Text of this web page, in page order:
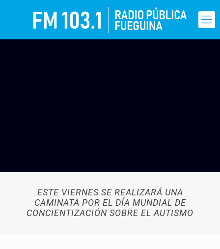
ESTE VIERNES SE REALIZARÁ UNA
CAMINATA POR EL DÍA MUNDIAL DE
CONCIENTIZACIÓN SOBRE EL AUTISMO